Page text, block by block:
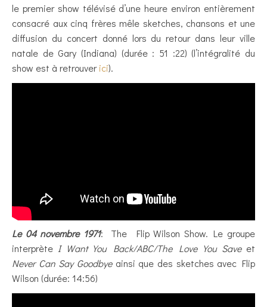
le premier show télévisé d’une heure environ entièrement
consacré aux cinq frères mêle sketches, chansons et une
diffusion du concert donné lors du retour dans leur ville
natale de Gary (Indiana) (durée : 51 :22) (l’intégralité du
show est à retrouverici).
Le 04 novembre 1971: The Flip Wilson Show. Le groupe
interprète I Want You Back/ABC/The Love You Saveet
Never Can Say Goodbyeainsi que des sketches avec Flip
Wilson (durée: 14:56)